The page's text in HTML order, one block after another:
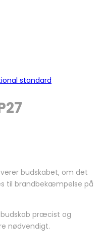
budskabet, om det
til brandbekæmpelse på
budskab præcist og
nødvendigt.